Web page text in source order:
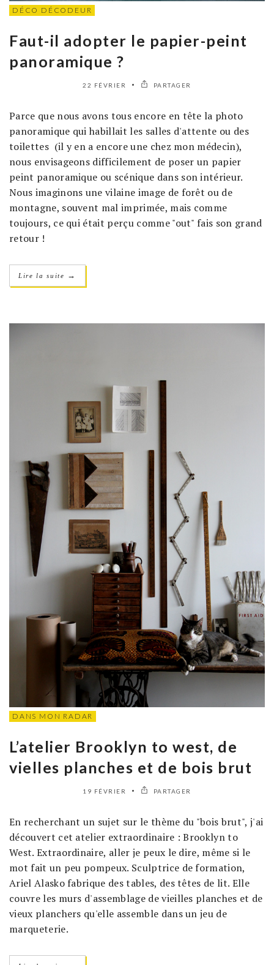
DÉCO DÉCODEUR
Faut-il adopter le papier-peint
panoramique ?
22 FÉVRIER PARTAGER
Parce que nous avons tous encore en tête la photo
panoramique qui habillait les salles d'attente ou des
toilettes (il y en a encore une chez mon médecin),
nous envisageons difficilement de poser un papier
peint panoramique ou scénique dans son intérieur.
Nous imaginons une vilaine image de forêt ou de
montagne, souvent mal imprimée, mais comme
toujours, ce qui était perçu comme "out" fais son grand
retour !
Lire la suite →
DANS MON RADAR
L’atelier Brooklyn to west, de
vielles planches et de bois brut
19 FÉVRIER PARTAGER
En recherchant un sujet sur le thème du "bois brut", j'ai
découvert cet atelier extraordinaire : Brooklyn to
West. Extraordinaire, aller je peux le dire, même si le
mot fait un peu pompeux. Sculptrice de formation,
Ariel Alasko fabrique des tables, des têtes de lit. Elle
couvre les murs d'assemblage de vieilles planches et de
vieux planchers qu'elle assemble dans un jeu de
marqueterie.